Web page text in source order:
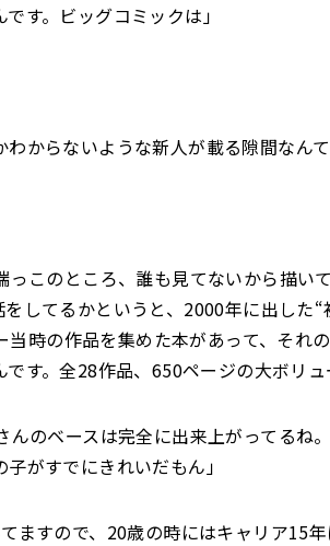
す。ビッグコミックは」
からないような新人が載る隙間なんて
っこのところ、誰も見てないから描い
してるかというと、2000年に出した“
当時の作品を集めた本があって、それ
す。全28作品、650ページの大ボリュ
のベースは完全に出来上がってるね
がすでにきれいだもん」
ますので、20歳の時にはキャリア15年